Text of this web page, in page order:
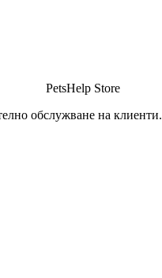
PetsHelp Store
обслужване на клиенти.